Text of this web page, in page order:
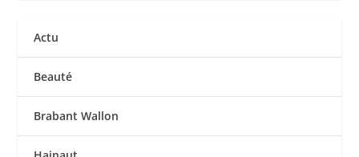
Actu
Beauté
Brabant Wallon